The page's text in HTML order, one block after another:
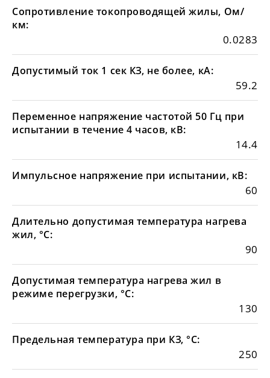
Сопротивление токопроводящей жилы, Ом/
км:
0.0283
Допустимый ток 1 сек КЗ, не более, кА:
59.2
Переменное напряжение частотой 50 Гц при
испытании в течение 4 часов, кВ:
14.4
Импульсное напряжение при испытании, кВ:
60
Длительно допустимая температура нагрева
жил, °С:
90
Допустимая температура нагрева жил в
режиме перегрузки, °С:
130
Предельная температура при КЗ, °С:
250